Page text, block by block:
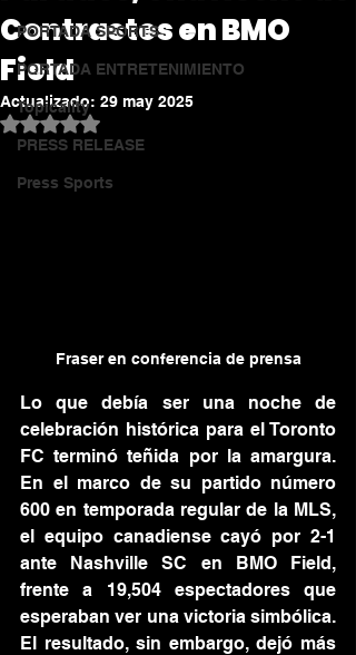
PORTADA SPORTS
PORTADA ENTRETENIMIENTO
Topicality
PRESS RELEASE
Press Sports
Contrastes en BMO
Field
Actualizado: 29 may 2025
Obtuvo NaN de 5 estrellas.
Fraser en conferencia de prensa
Lo que debía ser una noche de
celebración histórica para el Toronto
FC terminó teñida por la amargura.
En el marco de su partido número
600 en temporada regular de la MLS,
el equipo canadiense cayó por 2-1
ante Nashville SC en BMO Field,
frente a 19,504 espectadores que
esperaban ver una victoria simbólica.
El resultado, sin embargo, dejó más